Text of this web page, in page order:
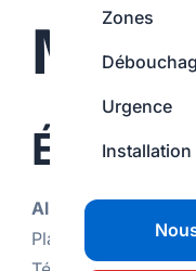
Zones
Urgence
Installation
Allo Plombier
Plaisir, 78370